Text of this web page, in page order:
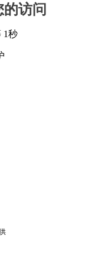
访问
1秒